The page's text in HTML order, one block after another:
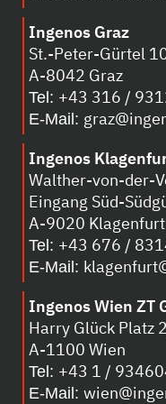
Ingenos Graz
St.-Peter-Gürtel
A-8042 Graz
Tel: +43 316 /
E-Mail:
Ingenos
Walther-von-der-
Eingang Süd-
A-9020
Tel: +43 676 /
E-Mail:
Ingenos Wien ZT
Harry Glück Platz
A-1100 Wien
Tel: +43 1 /
E-Mail: